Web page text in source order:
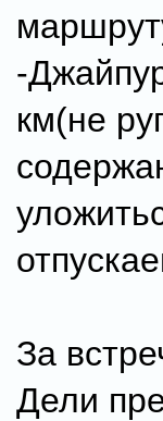
-
км(не
За
Дели